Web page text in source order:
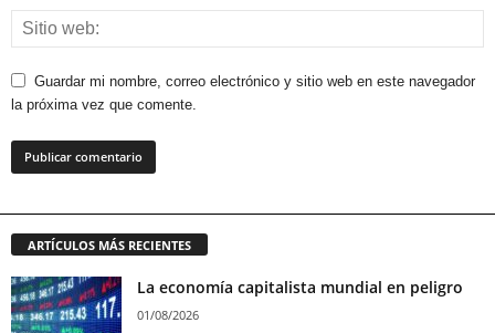
Guardar mi nombre, correo electrónico y sitio web en este navegador
la próxima vez que comente.
ARTÍCULOS MÁS RECIENTES
La economía capitalista mundial en peligro
01/08/2026